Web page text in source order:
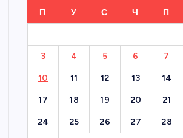
П У С Ч П
3 4 5 6 7
10 11 12 13 14
17 18 19 20 21
24 25 26 27 28